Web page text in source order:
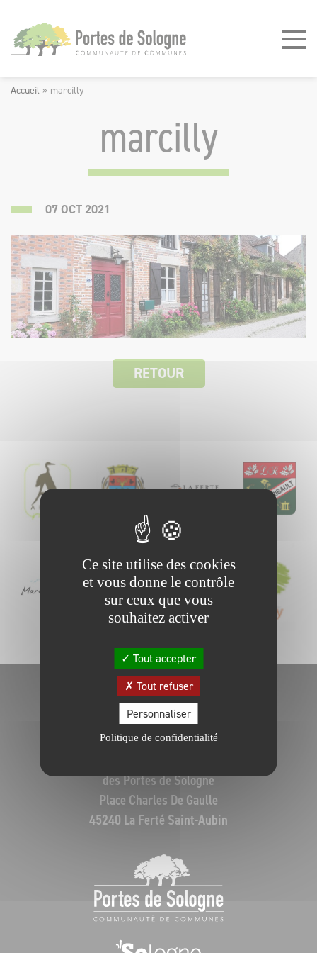
FORCES
-
FORCE
INTERACTIVE
Accueil » marcilly
marcilly
07 OCT 2021
RETOUR
des Portes de Sologne
Place Charles De Gaulle
45240 La Ferté Saint-Aubin
Ce site utilise des cookies
et vous donne le contrôle
sur ceux que vous
souhaitez activer
Tout accepter
Tout refuser
Personnaliser
Politique de confidentialité